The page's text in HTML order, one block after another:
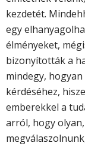
kezdetét.
egy
élményeket,
bizonyították a
mindegy,
kérdéséhez,
emberekkel a
arról, hogy